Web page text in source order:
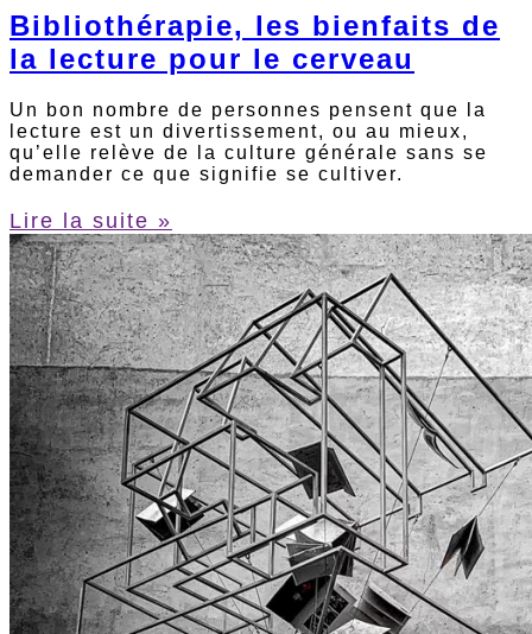
Bibliothérapie, les bienfaits de
la lecture pour le cerveau
Un bon nombre de personnes pensent que la
lecture est un divertissement, ou au mieux,
qu’elle relève de la culture générale sans se
demander ce que signifie se cultiver.
Lire la suite »